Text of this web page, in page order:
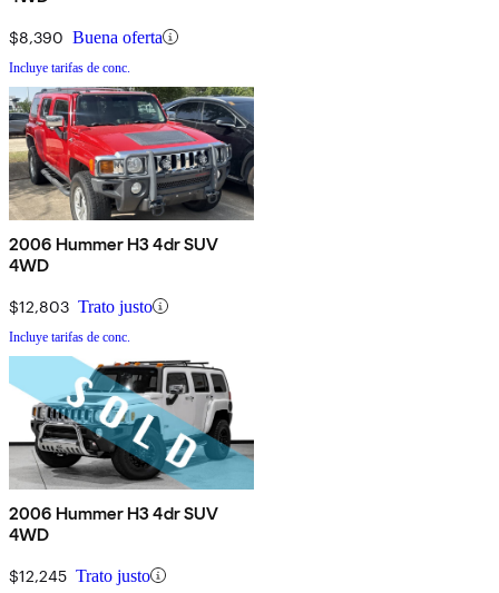
$8,390 Buena oferta
Incluye tarifas de conc.
2006 Hummer H3 4dr SUV
4WD
$12,803 Trato justo
Incluye tarifas de conc.
2006 Hummer H3 4dr SUV
4WD
$12,245 Trato justo